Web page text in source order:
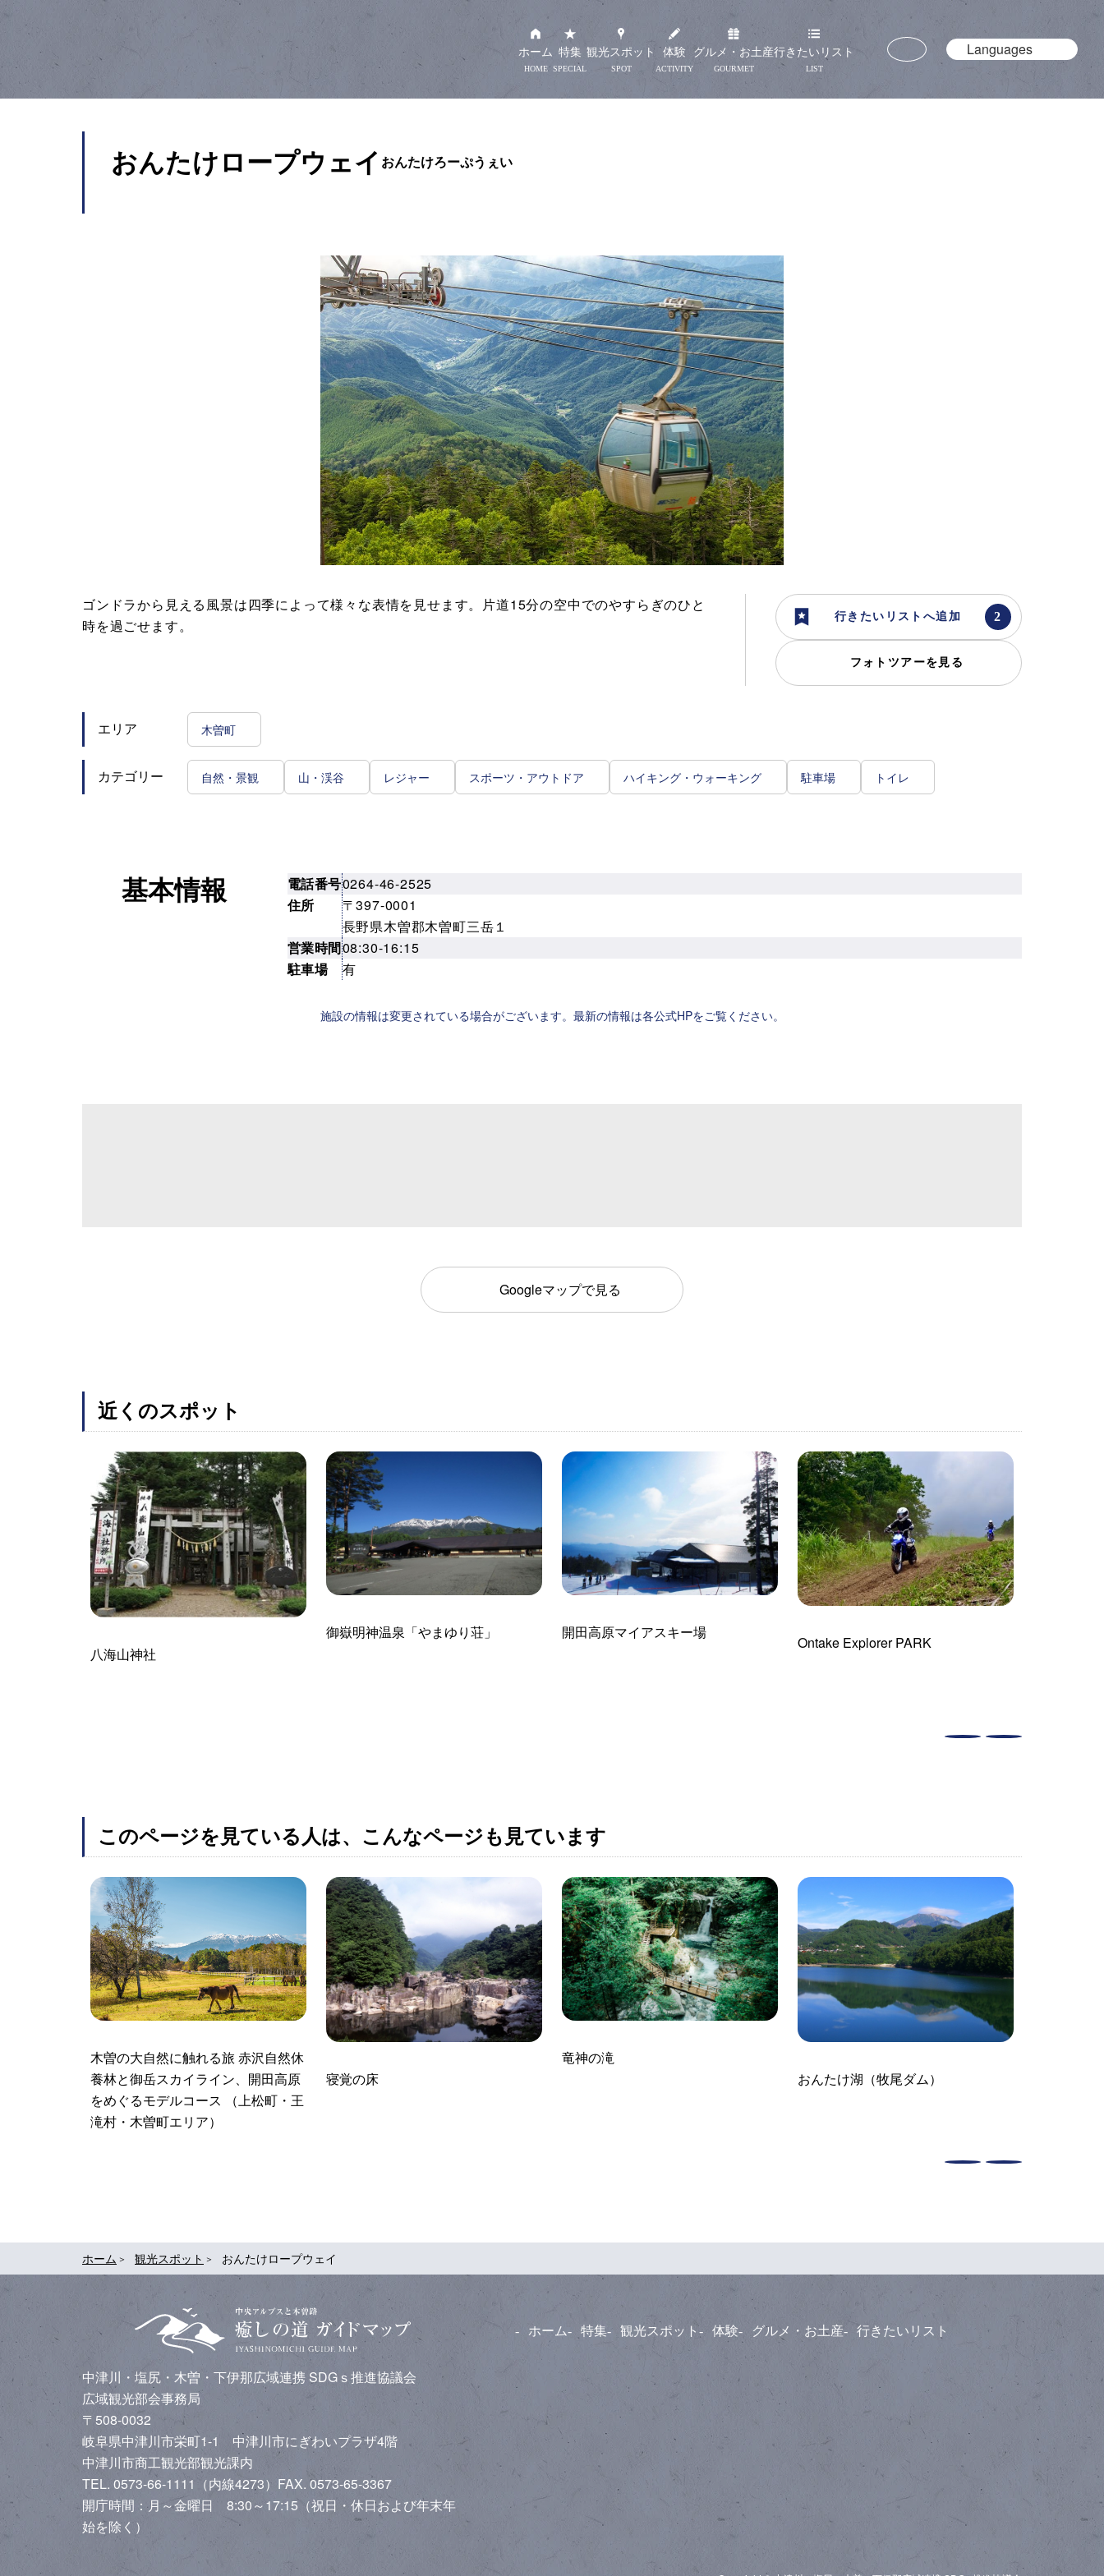
ホーム 観光スポット おんたけロープウェイ
おんたけロープウェイ
ゴンドラから見える風景は四季によって様々な表情を見せます。片道15分の空中でのやすらぎのひと
時を過ごせます。
行きたいリストへ追加
フォトツアーを見る
エリア 木曽町
カテゴリー 自然・景観 山・渓谷 レジャー スポーツ・アウトドア ハイキング・ウォーキング 駐車場 トイレ
基本情報 電話番号0264-46-2525
住所
〒397-0001
長野県木曽郡木曽町三岳１
営業時間08:30-16:15
駐車場
有
施設の情報は変更されている場合がございます。最新の情報は各公式HPをご覧ください。
Googleマップで見る
近くのスポット
八海山神社
御嶽明神温泉「やまゆり荘」 開田高原マイアスキー場
Ontake Explorer PARK
このページを見ている人は、こんなページも見ています
木曽の大自然に触れる旅 赤沢自然休
養林と御岳スカイライン、開田高原
をめぐるモデルコース （上松町・王
滝村・木曽町エリア）
寝覚の床
竜神の滝
おんたけ湖（牧尾ダム）
ホーム 特集 観光スポット 体験 グルメ・お土産行きたいリスト Languages
ホーム 特集 観光スポット 体験 グルメ・お土産 行きたいリスト
中津川・塩尻・木曽・下伊那広域連携 SDGｓ推進協議会
広域観光部会事務局
〒508-0032
岐阜県中津川市栄町1-1 中津川市にぎわいプラザ4階
中津川市商工観光部観光課内
TEL. 0573-66-1111（内線4273） FAX. 0573-65-3367
開庁時間：月～金曜日 8:30～17:15（祝日・休日および年末年
始を除く）